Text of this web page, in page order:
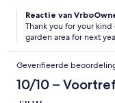
Reactie van
Thank you for your
garden area for next
Geverifieerde
10/10 –